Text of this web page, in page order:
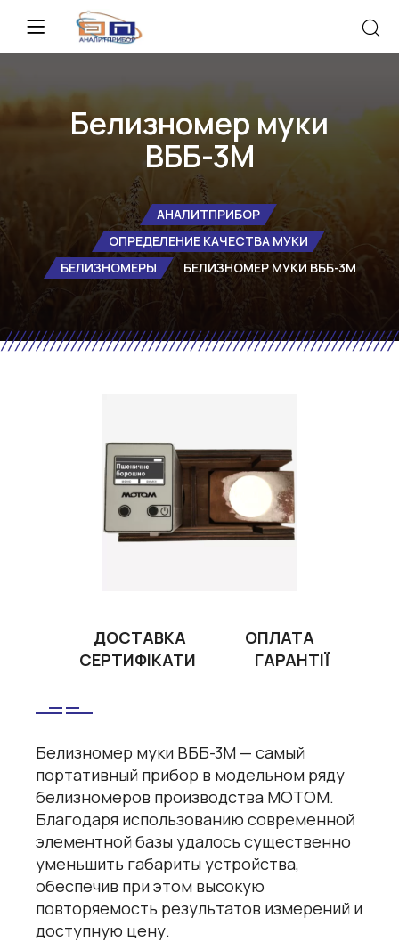
Белизномер муки
ВББ-3М
АНАЛИТПРИБОР
ОПРЕДЕЛЕНИЕ КАЧЕСТВА МУКИ
БЕЛИЗНОМЕРЫ
БЕЛИЗНОМЕР МУКИ ВББ-3М
ДОСТАВКА
ОПЛАТА
СЕРТИФІКАТИ
ГАРАНТІЇ
Белизномер муки ВББ-3М — самый
портативный прибор в модельном ряду
белизномеров производства МОТОМ.
Благодаря использованию современной
элементной базы удалось существенно
уменьшить габариты устройства,
обеспечив при этом высокую
повторяемость результатов измерений и
доступную цену.